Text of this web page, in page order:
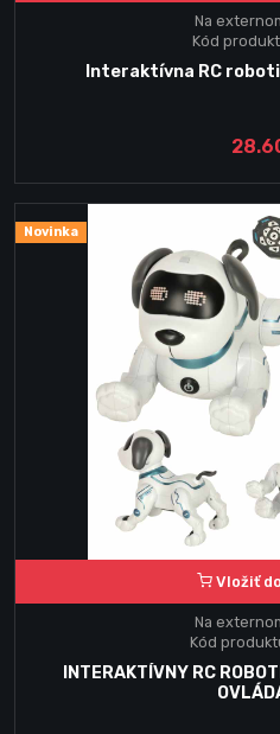
Na
Kód
Interaktívna RC
Novinka
Vložiť
Na
Kód
INTERAKTÍVNY RC